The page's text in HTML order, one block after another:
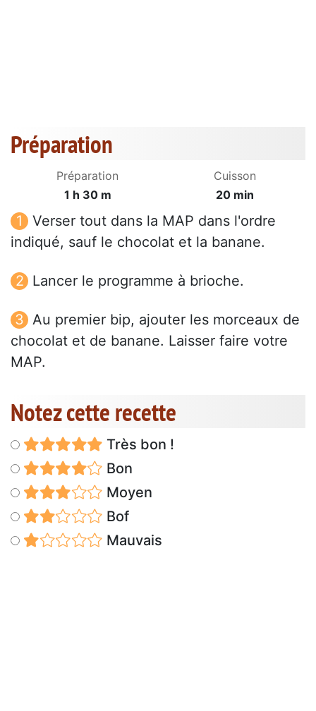
Préparation
Préparation
1 h 30 m
Cuisson
20 min
Verser tout dans la MAP dans l'ordre
indiqué, sauf le chocolat et la banane.
Lancer le programme à brioche.
Au premier bip, ajouter les morceaux de
chocolat et de banane. Laisser faire votre
MAP.
Notez cette recette
Très bon !
Bon
Moyen
Bof
Mauvais